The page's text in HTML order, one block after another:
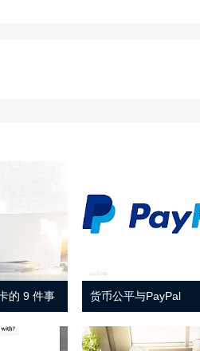
的 9 件事 货币公平与PayPal